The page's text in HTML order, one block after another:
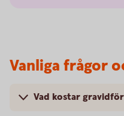
Vanliga frågor
Vad kostar